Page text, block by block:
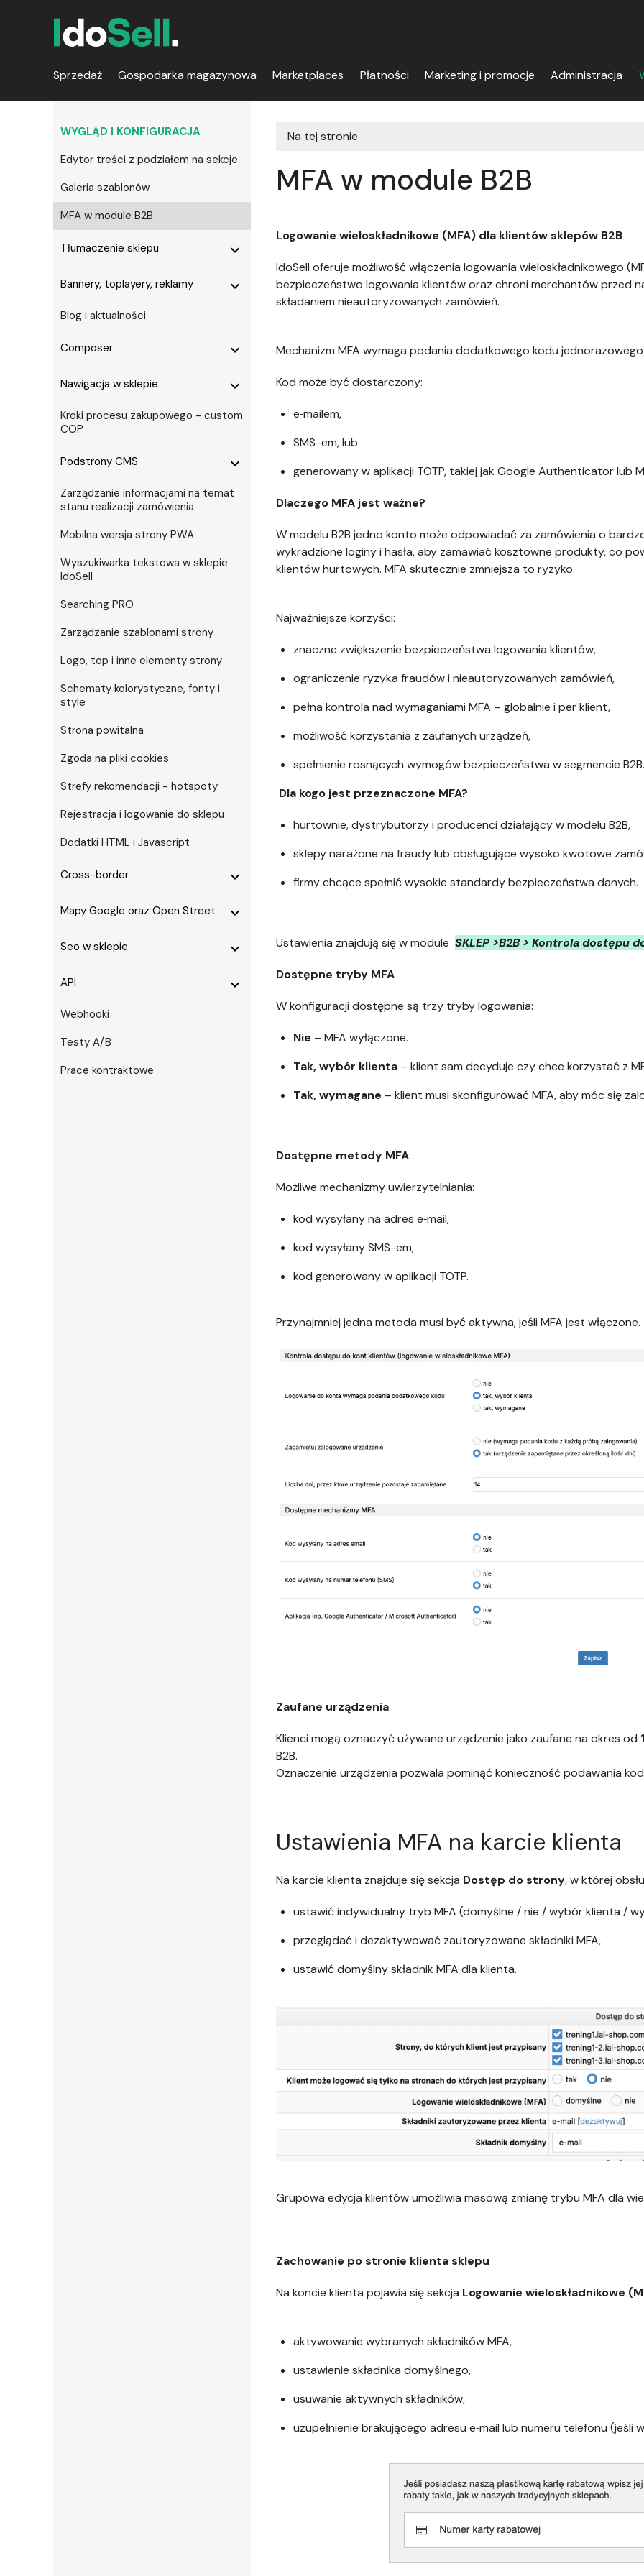
Sprzedaż Gospodarka magazynowa Marketplaces Płatności Marketing i promocje Administracja
WYGLĄD I KONFIGURACJA
Edytor treści z podziałem na sekcje
Galeria szablonów
MFA w module B2B
Tłumaczenie sklepu expand_more
Bannery, toplayery, reklamy expand_more
Blog i aktualności
Composer expand_more
Nawigacja w sklepie expand_more
Kroki procesu zakupowego - custom
COP
Podstrony CMS expand_more
Zarządzanie informacjami na temat
stanu realizacji zamówienia
Mobilna wersja strony PWA
Wyszukiwarka tekstowa w sklepie
IdoSell
Searching PRO
Zarządzanie szablonami strony
Logo, top i inne elementy strony
Schematy kolorystyczne, fonty i
style
Strona powitalna
Zgoda na pliki cookies
Strefy rekomendacji - hotspoty
Rejestracja i logowanie do sklepu
Dodatki HTML i Javascript
Cross-border expand_more
Mapy Google oraz Open Street expand_more
Seo w sklepie expand_more
API expand_more
Webhooki
Testy A/B
Prace kontraktowe
Na tej stronie
MFA w module B2B
Logowanie wieloskładnikowe (MFA) dla klientów sklepów B2B
IdoSell oferuje możliwość włączenia logowania wieloskładnikowego
bezpieczeństwo logowania klientów oraz chroni merchantów przed
składaniem nieautoryzowanych zamówień.
Mechanizm MFA wymaga podania dodatkowego kodu jednorazowego
Kod może być dostarczony:
e‑mailem,
SMS-em, lub
generowany w aplikacji TOTP, takiej jak Google Authenticator lub
Dlaczego MFA jest ważne?
W modelu B2B jedno konto może odpowiadać za zamówienia o
wykradzione loginy i hasła, aby zamawiać kosztowne produkty, co
klientów hurtowych. MFA skutecznie zmniejsza to ryzyko.
Najważniejsze korzyści:
znaczne zwiększenie bezpieczeństwa logowania klientów,
ograniczenie ryzyka fraudów i nieautoryzowanych zamówień,
pełna kontrola nad wymaganiami MFA – globalnie i per klient,
możliwość korzystania z zaufanych urządzeń,
spełnienie rosnących wymogów bezpieczeństwa w segmencie B2B.
Dla kogo jest przeznaczone MFA?
hurtownie, dystrybutorzy i producenci działający w modelu B2B,
sklepy narażone na fraudy lub obsługujące wysoko kwotowe
firmy chcące spełnić wysokie standardy bezpieczeństwa danych.
Ustawienia znajdują się w module SKLEP >B2B > Kontrola dostępu
Dostępne tryby MFA
W konfiguracji dostępne są trzy tryby logowania:
Nie – MFA wyłączone.
Tak, wybór klienta– klient sam decyduje czy chce korzystać z
Tak, wymagane – klient musi skonfigurować MFA, aby móc się
Dostępne metody MFA
Możliwe mechanizmy uwierzytelniania:
kod wysyłany na adres e‑mail,
kod wysyłany SMS-em,
kod generowany w aplikacji TOTP.
Przynajmniej jedna metoda musi być aktywna, jeśli MFA jest włączone.
Zaufane urządzenia
Klienci mogą oznaczyć używane urządzenie jako zaufane na okres od
B2B.
Oznaczenie urządzenia pozwala pominąć konieczność podawania
Ustawienia MFA na karcie klienta
Na karcie klienta znajduje się sekcja Dostęp do strony, w której
ustawić indywidualny tryb MFA (domyślne / nie / wybór klienta /
przeglądać i dezaktywować zautoryzowane składniki MFA,
ustawić domyślny składnik MFA dla klienta.
Grupowa edycja klientów umożliwia masową zmianę trybu MFA dla
Zachowanie po stronie klienta sklepu
Na koncie klienta pojawia się sekcja Logowanie wieloskładnikowe
aktywowanie wybranych składników MFA,
ustawienie składnika domyślnego,
usuwanie aktywnych składników,
uzupełnienie brakującego adresu e‑mail lub numeru telefonu